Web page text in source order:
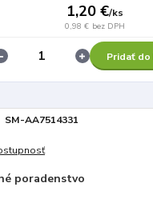
1,20 €/ks
0,98 € bez DPH
Pridať do
SM-AA7514331
poradenstvo